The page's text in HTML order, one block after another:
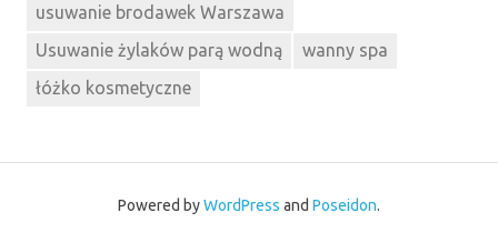
usuwanie brodawek Warszawa
Usuwanie żylaków parą wodną
wanny spa
łóżko kosmetyczne
Powered byWordPress and Poseidon.